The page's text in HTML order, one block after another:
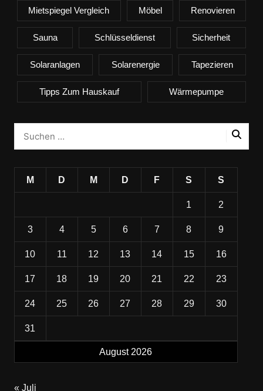
Mietspiegel Vergleich Möbel Renovieren
Sauna Schlüsseldienst Sicherheit
Solaranlagen Solarenergie Tapezieren
Tipps Zum Hauskauf Wärmepumpe
August 2026
M D M D F S S
1 2
3 4 5 6 7 8 9
10 11 12 13 14 15 16
17 18 19 20 21 22 23
24 25 26 27 28 29 30
31
« Juli